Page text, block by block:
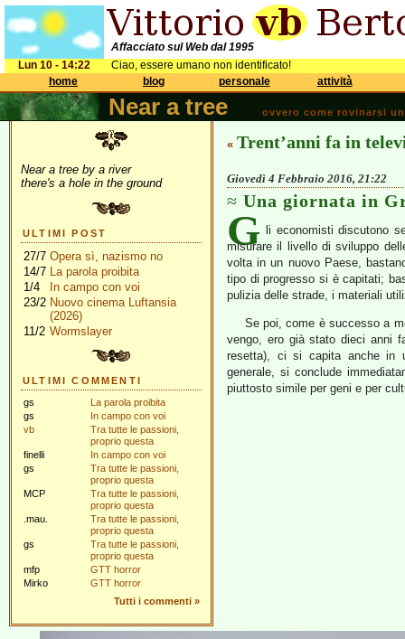
Affacciato sul Web dal 1995
Lun 10 - 14:22
Ciao, essere umano non identificato!
home
blog personale attività
Near a tree ovvero come rovinarsi
Near a tree by a river
there's a hole in the ground
ULTIMI POST
27/7 Opera sì, nazismo no
14/7 La parola proibita
1/4
In campo con voi
23/2 Nuovo cinema Luftansia
(2026)
11/2 Wormslayer
ULTIMI COMMENTI
gs
La parola proibita
gs
In campo con voi
vb
Tra tutte le passioni,
proprio questa
finelli
In campo con voi
gs
Tra tutte le passioni,
proprio questa
MCP
Tra tutte le passioni,
proprio questa
.mau.
Tra tutte le passioni,
proprio questa
gs
Tra tutte le passioni,
proprio questa
mfp
GTT horror
Mirko
GTT horror
Tutti i commenti »
« Trent’anni fa in
Giovedì 4 Febbraio 2016, 21:22
Una giornata in
G
li economisti discutono
misurare il livello di sviluppo
volta in un nuovo Paese,
tipo di progresso si è capitati;
pulizia delle strade, i materiali
Se poi, come è successo a
vengo, ero già stato dieci anni
resetta), ci si capita anche in
generale, si conclude
piuttosto simile per geni e per